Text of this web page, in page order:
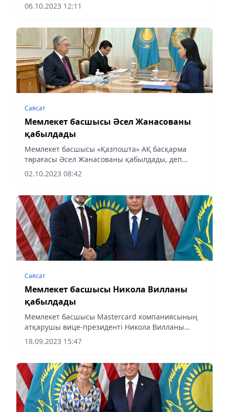
06.10.2023 12:11
Саясат
Мемлекет басшысы Әсел Жанасованы
қабылдады
Мемлекет басшысы «Қазпошта» АҚ басқарма
төрағасы Әсел Жанасованы қабылдады, деп
хабарлады аlmaty-akshamy.kz.
02.10.2023 08:42
Саясат
Мемлекет басшысы Никола Вилланы
қабылдады
Мемлекет басшысы Mastercard компаниясының
атқарушы вице-президенті Никола Вилланы
қабылдады
18.09.2023 15:47